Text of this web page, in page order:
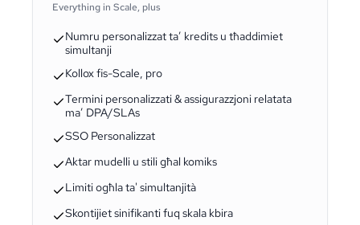
Everything in Scale, plus
Numru personalizzat ta’ kredits u tħaddimiet
simultanji
Kollox fis-Scale, pro
Termini personalizzati & assigurazzjoni relatata
ma’ DPA/SLAs
SSO Personalizzat
Aktar mudelli u stili għal komiks
Limiti ogħla ta' simultanjità
Skontijiet sinifikanti fuq skala kbira